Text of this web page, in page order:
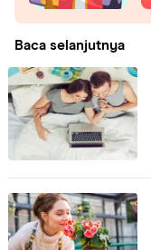
Baca selanjutnya